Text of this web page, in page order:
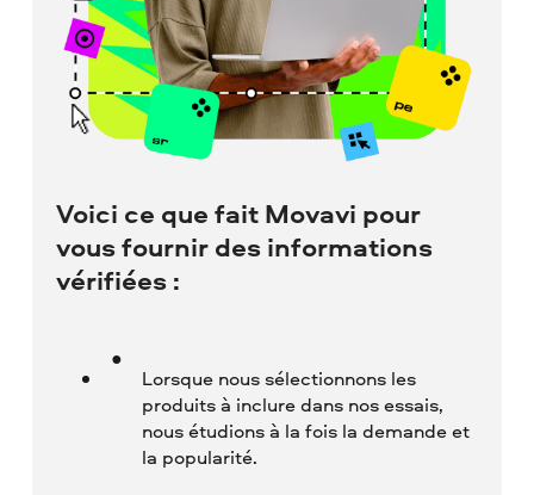
Voici ce que fait Movavi pour
vous fournir des informations
vérifiées :
Lorsque nous sélectionnons les
produits à inclure dans nos essais,
nous étudions à la fois la demande et
la popularité.